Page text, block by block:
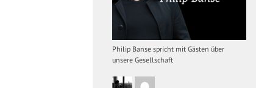
Philip Banse spricht mit Gästen über
unsere Gesellschaft